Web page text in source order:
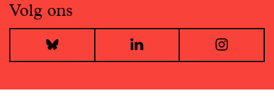
Volg ons
Bluesky LinkedIn